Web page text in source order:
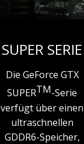
SUPER SERIE
Die GeForce GTX
SUPERTM-Serie
verfügt über einen
ultraschnellen
GDDR6-Speicher,